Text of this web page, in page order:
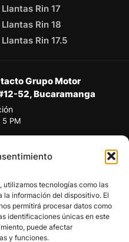
utilizamos tecnologías como las
información del dispositivo. El
permitirá procesar datos como
identificaciones únicas en este
puede afectar
y funciones.
Llantas Rin 17
Llantas Rin 18
Llantas Rin 17.5
Grupo Motor
52, Bucaramanga
PM